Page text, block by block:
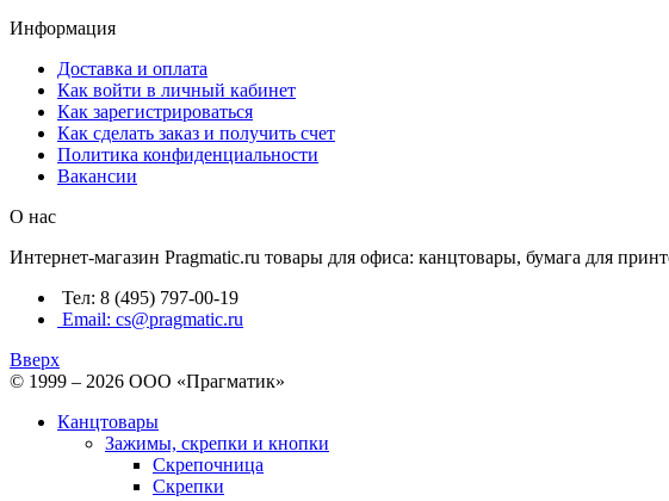
Информация
Доставка и оплата
Как войти в личный кабинет
Как зарегистрироваться
Как сделать заказ и получить счет
Политика конфиденциальности
Вакансии
О нас
Интернет-магазин Pragmatic.ru товары для офиса: канцтовары, бумага для
Тел: 8 (495) 797-00-19
Email: cs@pragmatic.ru
Вверх
© 1999 – 2026 ООО «Прагматик»
Канцтовары
Зажимы, скрепки и кнопки
Скрепочница
Скрепки